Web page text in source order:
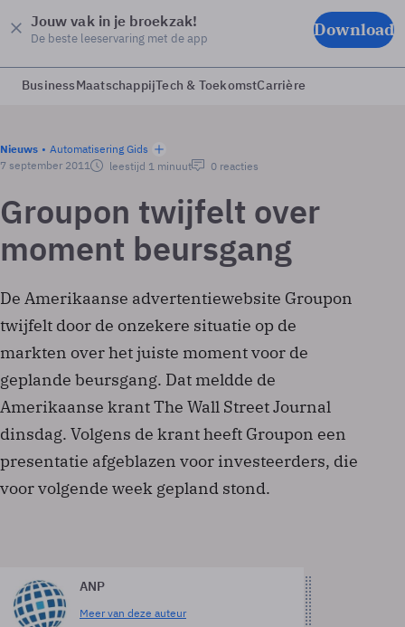
Jouw vak in je broekzak!
De beste leeservaring met de app Download
BusinessMaatschappijTech & ToekomstCarrière
Nieuws
Automatisering Gids
7 september 2011
leestijd 1 minuut 0 reacties
Groupon twijfelt over
moment beursgang
De Amerikaanse advertentiewebsite Groupon
twijfelt door de onzekere situatie op de
markten over het juiste moment voor de
geplande beursgang. Dat meldde de
Amerikaanse krant The Wall Street Journal
dinsdag. Volgens de krant heeft Groupon een
presentatie afgeblazen voor investeerders, die
voor volgende week gepland stond.
ANP
Meer van deze auteur